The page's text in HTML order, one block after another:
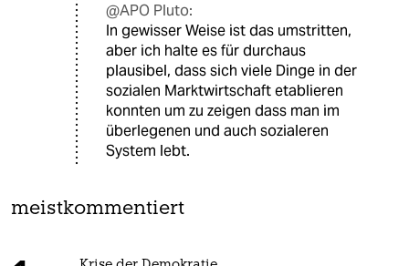
@APO Pluto:
In gewisser Weise ist das umstritten,
aber ich halte es für durchaus
plausibel, dass sich viele Dinge in der
sozialen Marktwirtschaft etablieren
konnten um zu zeigen dass man im
überlegenen und auch sozialeren
System lebt.
meistkommentiert